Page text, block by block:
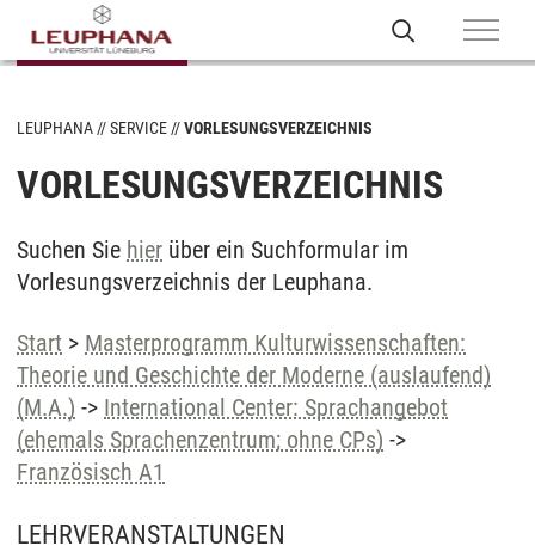
LEUPHANA SERVICE VORLESUNGSVERZEICHNIS
VORLESUNGSVERZEICHNIS
Suchen Sie hier über ein Suchformular im
Vorlesungsverzeichnis der Leuphana.
Start > Masterprogramm Kulturwissenschaften:
Theorie und Geschichte der Moderne (auslaufend)
(M.A.) -> International Center: Sprachangebot
(ehemals Sprachenzentrum; ohne CPs) ->
Französisch A1
LEHRVERANSTALTUNGEN